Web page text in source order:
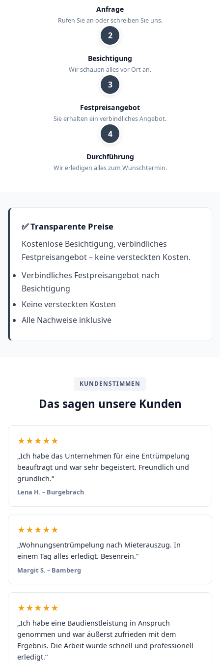
Anfrage
Rufen Sie an oder schreiben Sie uns.
2
Besichtigung
Wir schauen alles vor Ort an.
3
Festpreisangebot
Sie erhalten ein verbindliches Angebot.
4
Durchführung
Wir erledigen alles zum Wunschtermin.
✅ Transparente Preise
Kostenlose Besichtigung, verbindliches
Festpreisangebot – keine versteckten Kosten.
Verbindliches Festpreisangebot nach
Besichtigung
Keine versteckten Kosten
Alle Nachweise inklusive
KUNDENSTIMMEN
Das sagen unsere Kunden
★★★★★
„Ich habe das Unternehmen für eine Entrümpelung
beauftragt und war sehr begeistert. Freundlich und
gründlich.“
Lena H. – Burgebrach
★★★★★
„Wohnungsentrümpelung nach Mieterauszug. In
einem Tag alles erledigt. Besenrein.“
Margit S. – Bamberg
★★★★★
„Ich habe eine Baudienstleistung in Anspruch
genommen und war äußerst zufrieden mit dem
Ergebnis. Die Arbeit wurde schnell und professionell
erledigt.“